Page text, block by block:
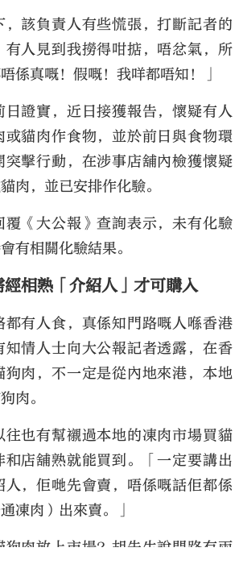
，該負責人有些慌張，打斷記者的
有人見到我撈得咁掂，唔忿氣，所
係真嘅！假嘅！我咩都唔知！」
日證實，近日接獲報告，懷疑有人
或貓肉作食物，並於前日與食物環
突擊行動，在涉事店舖內檢獲懷疑
肉，並已安排作化驗。
覆《大公報》查詢表示，未有化驗
有相關化驗結果。
相熟「介紹人」才可購入
都有人食，真係知門路嘅人喺香港
知情人士向大公報記者透露，在香
狗肉，不一定是從內地來港，本地
肉。
往也有幫襯過本地的凍肉市場買貓
和店舖熟就能買到。「一定要講出
人，佢哋先會賣，唔係嘅話佢都係
凍肉）出來賣。」
狗肉放上市場？胡先生說門路有兩